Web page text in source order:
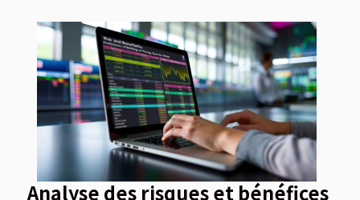
Analyse des risques et bénéfices